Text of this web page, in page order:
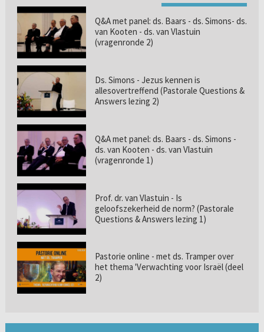
Q&A met panel: ds. Baars - ds. Simons- ds.
van Kooten - ds. van Vlastuin
(vragenronde 2)
Ds. Simons - Jezus kennen is
allesovertreffend (Pastorale Questions &
Answers lezing 2)
Q&A met panel: ds. Baars - ds. Simons -
ds. van Kooten - ds. van Vlastuin
(vragenronde 1)
Prof. dr. van Vlastuin - Is
geloofszekerheid de norm? (Pastorale
Questions & Answers lezing 1)
Pastorie online - met ds. Tramper over
het thema 'Verwachting voor Israël (deel
2)